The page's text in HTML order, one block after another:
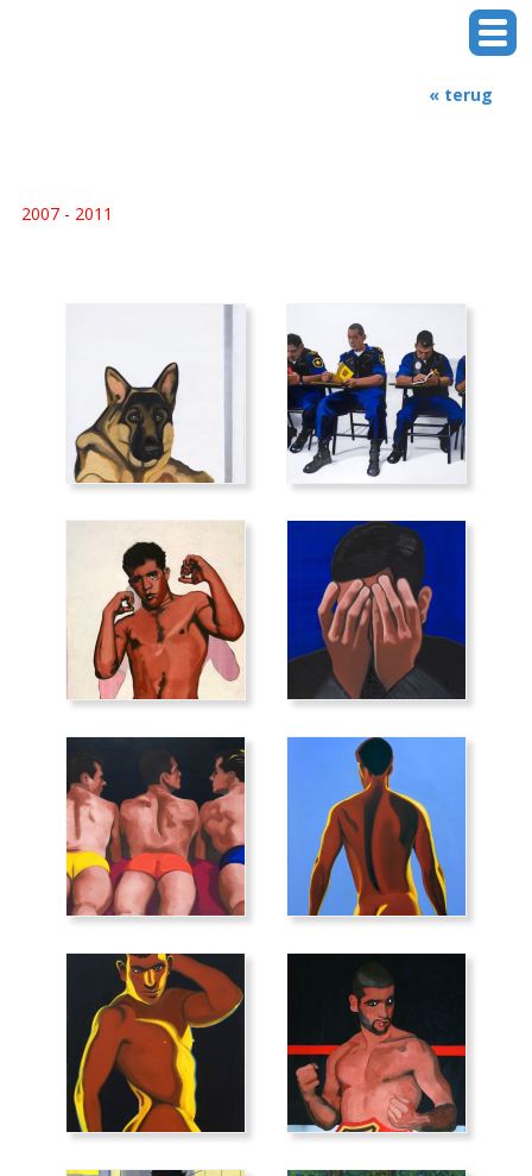
« terug
2007 - 2011